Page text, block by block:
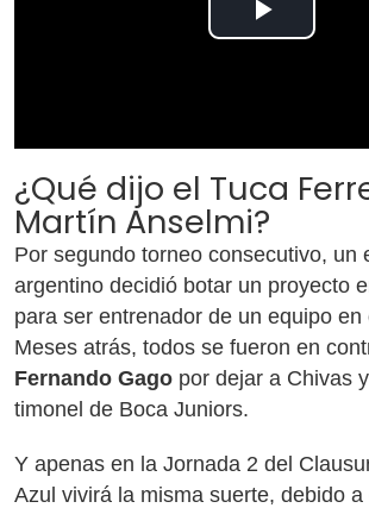
Play
¿Qué dijo el Tuca
Martín Anselmi?
Por segundo torneo consecutivo, un
argentino decidió botar un proyecto
para ser entrenador de un equipo en
Meses atrás, todos se fueron en
Fernando Gago por dejar a Chivas
timonel de Boca Juniors.
Y apenas en la Jornada 2 del
Azul vivirá la misma suerte, debido